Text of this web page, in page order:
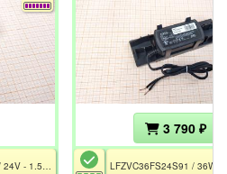
LFZVC36FS24S91 / 36W / 24V - 1.5A / CE
3 790 ₽